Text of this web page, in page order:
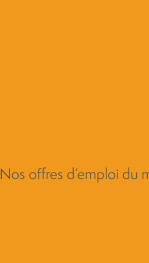
Nos offres d’emploi du